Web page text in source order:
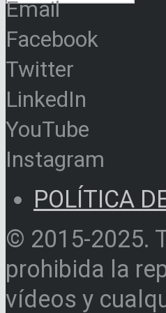
Email
Facebook
Twitter
LinkedIn
YouTube
Instagram
POLÍTICA
© 2015-2025.
prohibida la
vídeos y